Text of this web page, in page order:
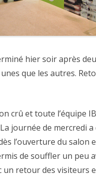
hier soir après
que les autres.
crû et toute l’équipe
journée de mercredi
l’ouverture du salon
de souffler un peu
un retour des visiteurs